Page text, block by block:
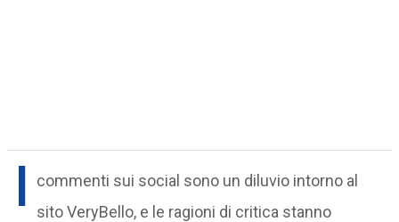
I
commenti sui social sono un diluvio intorno al
sito VeryBello, e le ragioni di critica stanno